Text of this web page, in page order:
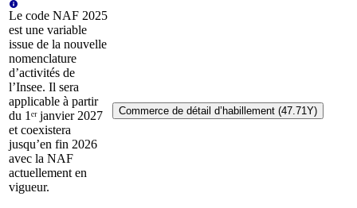
Le code NAF 2025
est une variable
issue de la nouvelle
nomenclature
d’activités de
l’Insee. Il sera
applicable à partir
du 1ᵉʳ janvier 2027
et coexistera
jusqu’en fin 2026
avec la NAF
actuellement en
vigueur.
Commerce de détail d’habillement (47.71Y)